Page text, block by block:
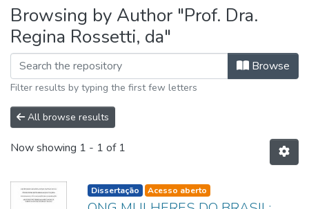
Browsing by Author "Prof. Dra.
Regina Rossetti, da"
Browse
Filter results by typing the first few letters
All browse results
Now showing 1 - 1 of 1
listelement.badge.dso-type
Dissertação Acesso aberto